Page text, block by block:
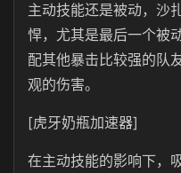
主动技能还是被动，沙
悍，尤其是最后一个被
配其他暴击比较强的队
观的伤害。
[虎牙奶瓶加速器]
在主动技能的影响下，